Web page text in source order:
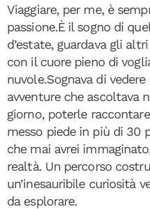
Viaggiare, per me, è
passione.È il sogno di
d’estate, guardava gli
con il cuore pieno di
nuvole.Sognava di
avventure che ascoltava
giorno, poterle
messo piede in più di 30
che mai avrei
realtà. Un percorso
un’inesauribile curiosità
da esplorare.